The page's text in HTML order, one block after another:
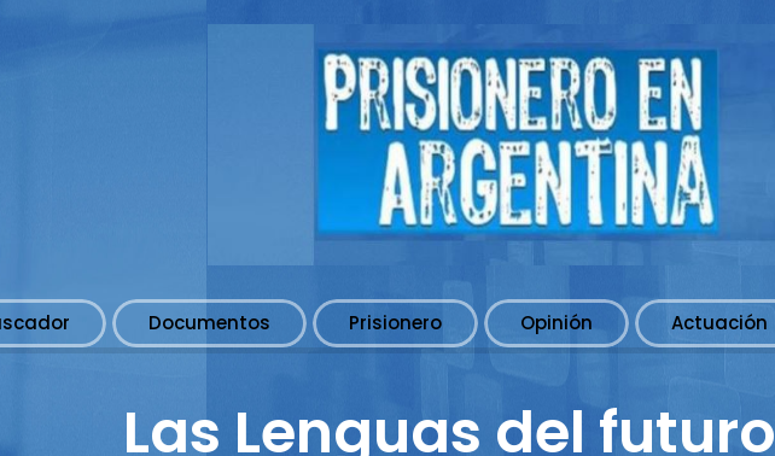
Documentos Prisionero Opinión Actuación
Las Lenguas del futuro